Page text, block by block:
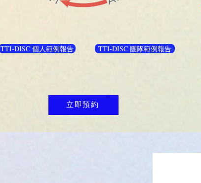
TTI-DISC 個人範例報告 TTI-DISC 團隊範例報告
立即預約